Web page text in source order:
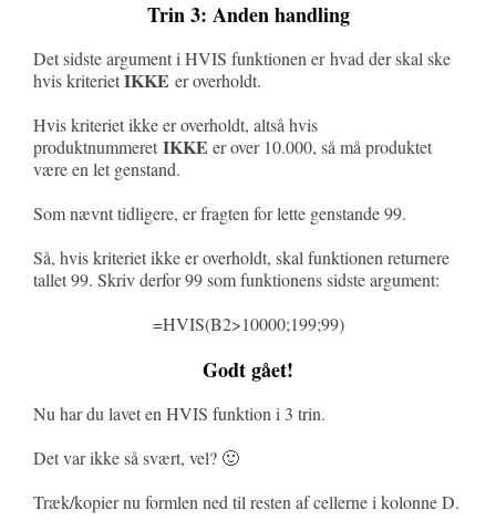
Trin 3: Anden handling
Det sidste argument i HVIS funktionen er hvad der skal ske
hvis kriterietIKKE er overholdt.
Hvis kriteriet ikke er overholdt, altså hvis
produktnummeret IKKE er over 10.000, så må produktet
være en let genstand.
Som nævnt tidligere, er fragten for lette genstande 99.
Så, hvis kriteriet ikke er overholdt, skal funktionen returnere
tallet 99. Skriv derfor 99 som funktionens sidste argument:
=HVIS(B2>10000;199;99)
Godt gået!
Nu har du lavet en HVIS funktion i 3 trin.
Det var ikke så svært, vel? 🙂
Træk/kopier nu formlen ned til resten af cellerne i kolonne D.